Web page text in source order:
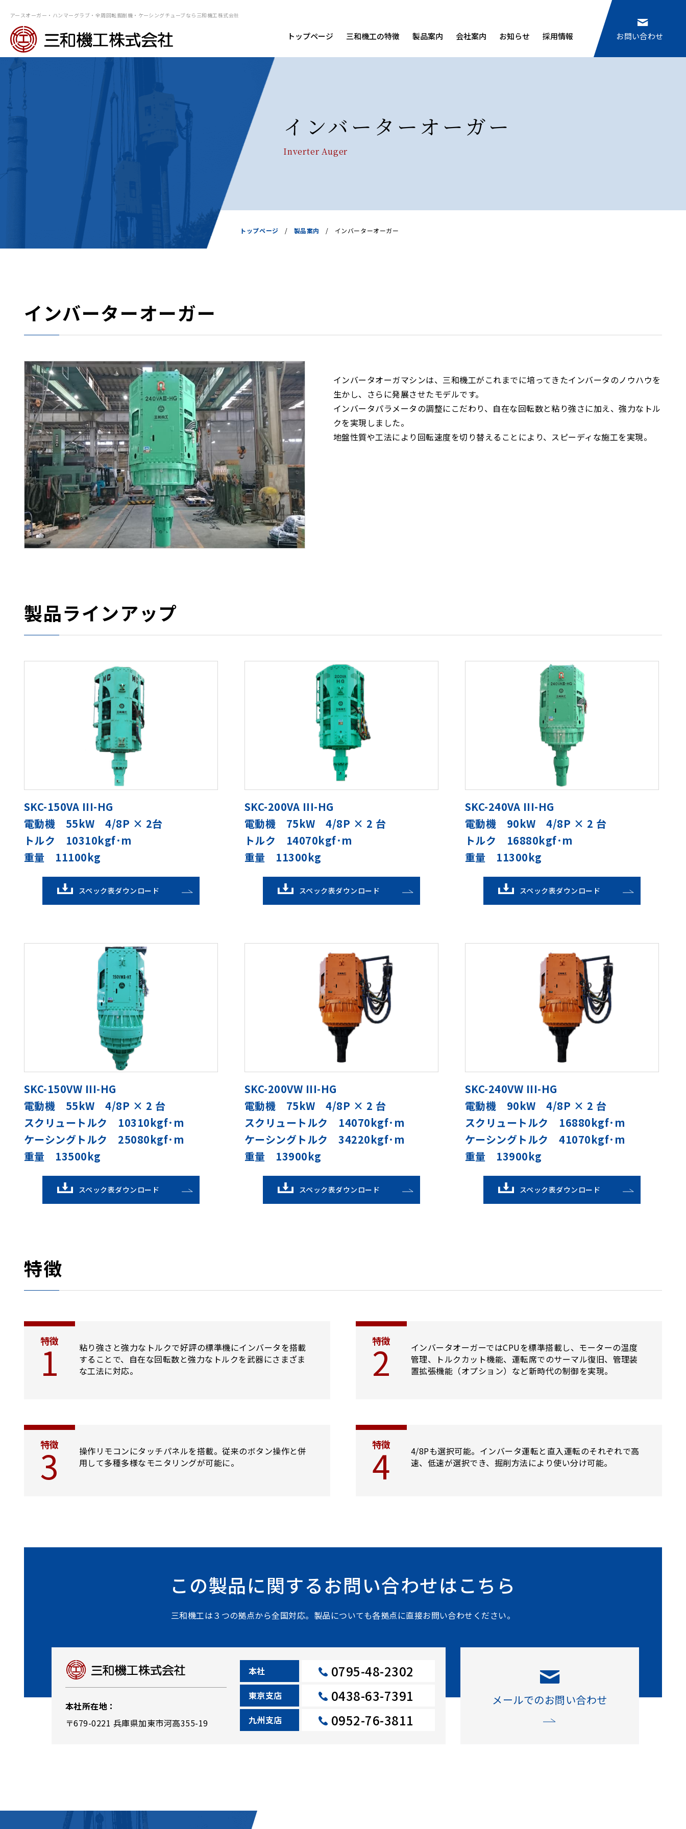
アースオーガー・ハンマーグラブ・全周回転掘削機・ケーシングチューブなら三和機⼯株式会社
トップページ 三和機工の特徴 製品案内 会社案内 お知らせ 採用情報 お問い合わせ
インバーターオーガー
Inverter Auger
トップページ / 製品案内 / インバーターオーガー
インバーターオーガー
インバータオーガマシンは、三和機工がこれまでに培ってきたインバータのノウハウを
生かし、さらに発展させたモデルです。
インバータパラメータの調整にこだわり、自在な回転数と粘り強さに加え、強力なトル
クを実現しました。
地盤性質や工法により回転速度を切り替えることにより、スピーディな施工を実現。
製品ラインアップ
SKC-150VA III-HG
電動機 55kW 4/8P × 2台
トルク 10310kgf･m
重量 11100kg
スペック表ダウンロード
SKC-200VA III-HG
電動機 75kW 4/8P × 2 台
トルク 14070kgf･m
重量 11300kg
スペック表ダウンロード
SKC-240VA III-HG
電動機 90kW 4/8P × 2 台
トルク 16880kgf･m
重量 11300kg
スペック表ダウンロード
SKC-150VW III-HG
電動機 55kW 4/8P × 2 台
スクリュートルク 10310kgf･m
ケーシングトルク 25080kgf･m
重量 13500kg
スペック表ダウンロード
SKC-200VW III-HG
電動機 75kW 4/8P × 2 台
スクリュートルク 14070kgf･m
ケーシングトルク 34220kgf･m
重量 13900kg
スペック表ダウンロード
SKC-240VW III-HG
電動機 90kW 4/8P × 2 台
スクリュートルク 16880kgf･m
ケーシングトルク 41070kgf･m
重量 13900kg
スペック表ダウンロード
特徴
特徴
1
粘り強さと強力なトルクで好評の標準機にインバータを搭載
することで、自在な回転数と強力なトルクを武器にさまざま
な工法に対応。
特徴
2
インバータオーガーではCPUを標準搭載し、モーターの温度
管理、トルクカット機能、運転席でのサーマル復旧、管理装
置拡張機能（オプション）など新時代の制御を実現。
特徴
3
操作リモコンにタッチパネルを搭載。従来のボタン操作と併
用して多種多様なモニタリングが可能に。
特徴
4
4/8Pも選択可能。インバータ運転と直入運転のそれぞれで高
速、低速が選択でき、掘削方法により使い分け可能。
この製品に関するお問い合わせはこちら
三和機⼯は３つの拠点から全国対応。製品についても各拠点に直接お問い合わせください。
本社所在地：
〒679-0221 兵庫県加東市河高355-19
本社 0795-48-2302
東京⽀店 0438-63-7391
九州⽀店 0952-76-3811
メールでのお問い合わせ